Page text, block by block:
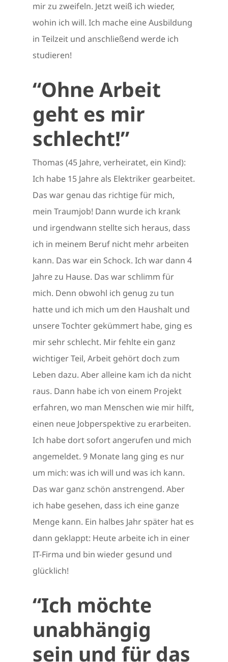
mir zu zweifeln. Jetzt weiß ich wieder,
wohin ich will. Ich mache eine Ausbildung
in Teilzeit und anschließend werde ich
studieren!
“Ohne Arbeit
geht es mir
schlecht!”
Thomas (45 Jahre, verheiratet, ein Kind):
Ich habe 15 Jahre als Elektriker gearbeitet.
Das war genau das richtige für mich,
mein Traumjob! Dann wurde ich krank
und irgendwann stellte sich heraus, dass
ich in meinem Beruf nicht mehr arbeiten
kann. Das war ein Schock. Ich war dann 4
Jahre zu Hause. Das war schlimm für
mich. Denn obwohl ich genug zu tun
hatte und ich mich um den Haushalt und
unsere Tochter gekümmert habe, ging es
mir sehr schlecht. Mir fehlte ein ganz
wichtiger Teil, Arbeit gehört doch zum
Leben dazu. Aber alleine kam ich da nicht
raus. Dann habe ich von einem Projekt
erfahren, wo man Menschen wie mir hilft,
einen neue Jobperspektive zu erarbeiten.
Ich habe dort sofort angerufen und mich
angemeldet. 9 Monate lang ging es nur
um mich: was ich will und was ich kann.
Das war ganz schön anstrengend. Aber
ich habe gesehen, dass ich eine ganze
Menge kann. Ein halbes Jahr später hat es
dann geklappt: Heute arbeite ich in einer
IT-Firma und bin wieder gesund und
glücklich!
“Ich möchte
unabhängig
sein und für das